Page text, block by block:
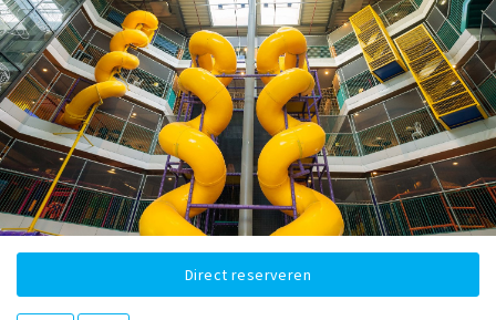
Nieuws, interviews & blogs
Eten
Drinken
Slapen
Recreatief
Winkels
Parkeren
Direct reserveren